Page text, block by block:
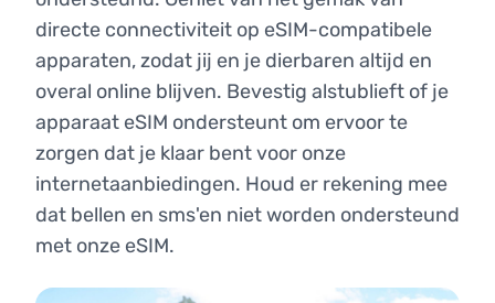
directe connectiviteit op eSIM-compatibele
apparaten, zodat jij en je dierbaren altijd en
overal online blijven. Bevestig alstublieft of je
apparaat eSIM ondersteunt om ervoor te
zorgen dat je klaar bent voor onze
internetaanbiedingen. Houd er rekening mee
dat bellen en sms'en niet worden ondersteund
met onze eSIM.